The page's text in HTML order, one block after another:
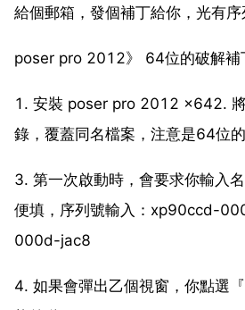
給個郵箱，發個補丁給你，光有序
poser pro 2012》 64位的破解補
1. 安裝 poser pro 2012 x642. 將
錄，覆蓋同名檔案，注意是64位的
3. 第一次啟動時，會要求你輸入
便填，序列號輸入：xp90ccd-
000d-jac8
4. 如果會彈出乙個視窗，你點選